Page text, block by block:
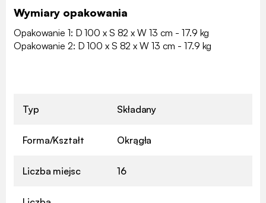
Wymiary opakowania
Opakowanie 1: D 100 x S 82 x W 13 cm - 17.9 kg
Opakowanie 2: D 100 x S 82 x W 13 cm - 17.9 kg
Typ Składany
Forma/Kształt Okrągła
Liczba miejsc 16